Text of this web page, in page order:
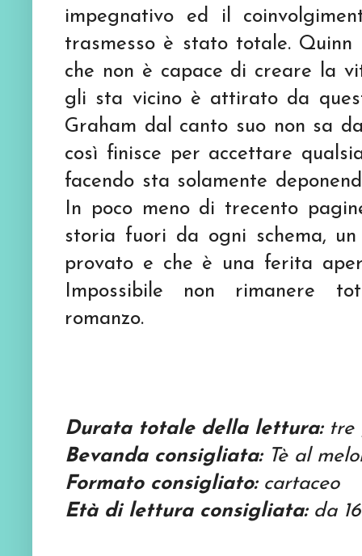
impegnativo ed il
trasmesso è stato totale.
che non è capace di creare la
gli sta vicino è attirato da
Graham dal canto suo non sa
così finisce per accettare
facendo sta solamente
In poco meno di trecento
storia fuori da ogni schema,
provato e che è una ferita
Impossibile non rimanere
romanzo.
Durata totale della lettura:tre
Bevanda consigliata: Tè al
Formato consigliato: cartaceo
Età di lettura consigliata:da